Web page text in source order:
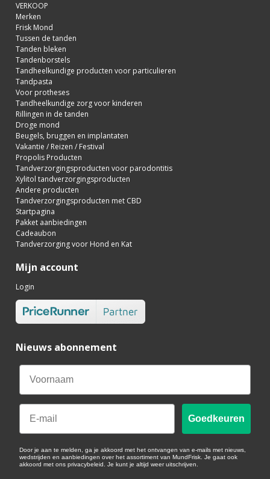
VERKOOP
Merken
Frisk Mond
Tussen de tanden
Tanden bleken
Tandenborstels
Tandheelkundige producten voor particulieren
Tandpasta
Voor protheses
Tandheelkundige zorg voor kinderen
Rillingen in de tanden
Droge mond
Beugels, bruggen en implantaten
Vakantie / Reizen / Festival
Propolis Producten
Tandverzorgingsproducten voor parodontitis
Xylitol tandverzorgingsproducten
Andere producten
Tandverzorgingsproducten met CBD
Startpagina
Pakket aanbiedingen
Cadeaubon
Tandverzorging voor Hond en Kat
Mijn account
Login
Nieuws abonnement
Email
Goedkeuren
Door je aan te melden, ga je akkoord met het ontvangen van e-mails met nieuws,
wedstrijden en aanbiedingen over het assortiment van MundFrisk. Je gaat ook
akkoord met ons privacybeleid. Je kunt je altijd weer uitschrijven.